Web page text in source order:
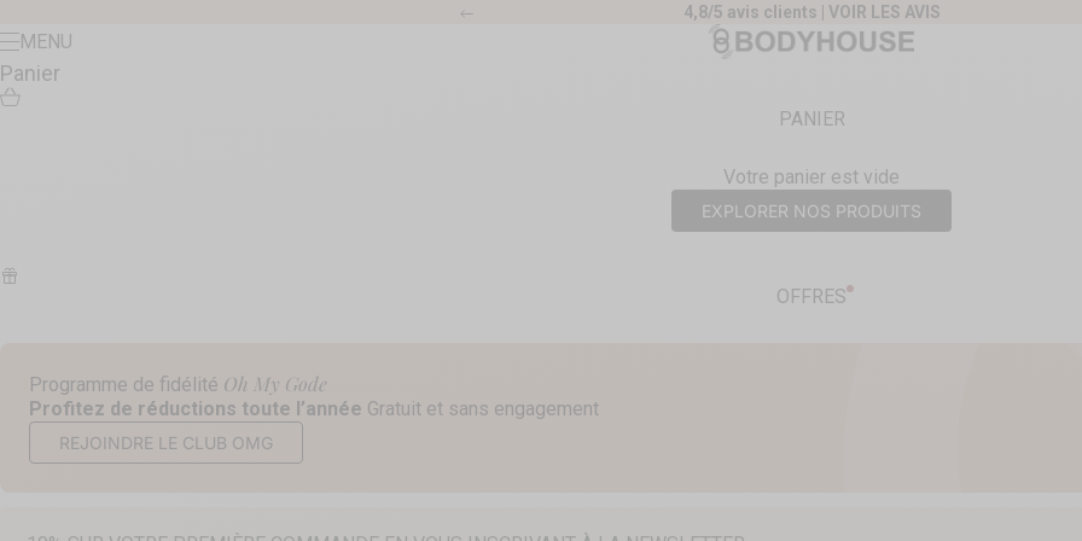
Précédent 4,8/5 avis clients | VOIR LES AVIS
Body House
Menu
MENU
Panier
PANIER
Votre panier est vide
EXPLORER NOS PRODUITS
OFFRES
Programme de fidélité Oh My Gode
Profitez de réductions toute l’année Gratuit et sans engagement
REJOINDRE LE CLUB OMG